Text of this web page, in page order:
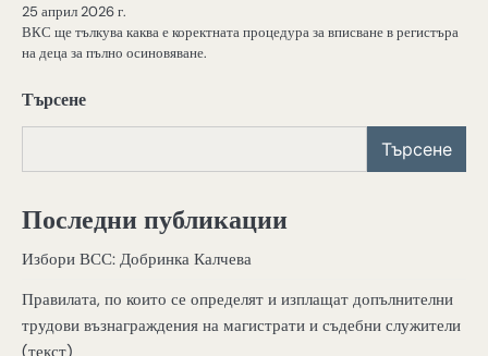
25 април 2026 г.
ВКС ще тълкува каква е коректната процедура за вписване в регистъра
на деца за пълно осиновяване.
Търсене
Търсене
Последни публикации
Избори ВСС: Добринка Калчева
Правилата, по които се определят и изплащат допълнителни
трудови възнаграждения на магистрати и съдебни служители
(текст)